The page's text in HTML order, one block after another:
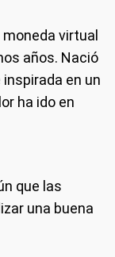
moneda virtual
años. Nació
en un
ha ido en
que las
una buena